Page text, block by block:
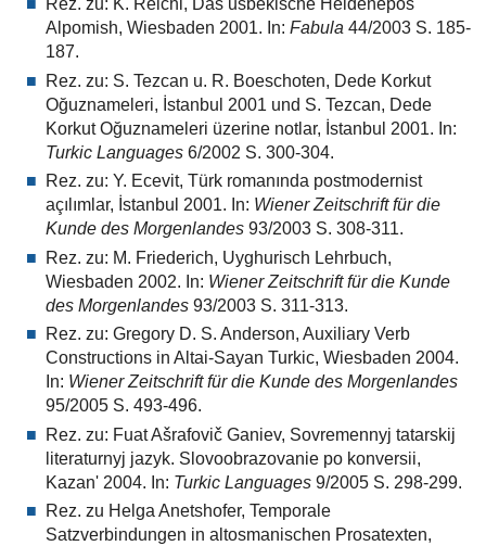
Rez. zu: K. Reichl, Das usbekische Heldenepos
Alpomish, Wiesbaden 2001. In: Fabula 44/2003 S. 185-
187.
Rez. zu: S. Tezcan u. R. Boeschoten, Dede Korkut
Oğuznameleri, İstanbul 2001 und S. Tezcan, Dede
Korkut Oğuznameleri üzerine notlar, İstanbul 2001. In:
Turkic Languages6/2002 S. 300-304.
Rez. zu: Y. Ecevit, Türk romanında postmodernist
açılımlar, İstanbul 2001. In: Wiener Zeitschrift für die
Kunde des Morgenlandes93/2003 S. 308-311.
Rez. zu: M. Friederich, Uyghurisch Lehrbuch,
Wiesbaden 2002. In: Wiener Zeitschrift für die Kunde
des Morgenlandes93/2003 S. 311-313.
Rez. zu: Gregory D. S. Anderson, Auxiliary Verb
Constructions in Altai-Sayan Turkic, Wiesbaden 2004.
In: Wiener Zeitschrift für die Kunde des Morgenlandes
95/2005 S. 493-496.
Rez. zu: Fuat Ašrafovič Ganiev, Sovremennyj tatarskij
literaturnyj jazyk. Slovoobrazovanie po konversii,
Kazan' 2004. In: Turkic Languages9/2005 S. 298-299.
Rez. zu Helga Anetshofer, Temporale
Satzverbindungen in altosmanischen Prosatexten,